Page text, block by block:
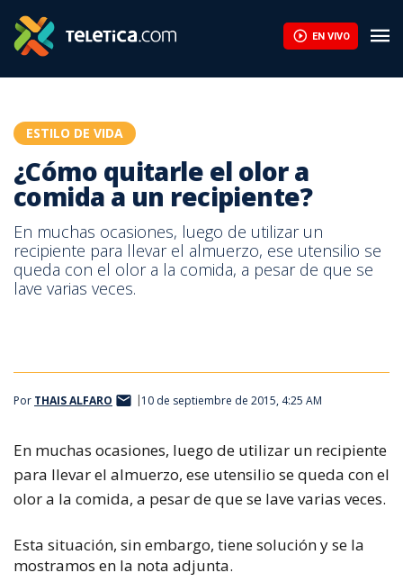
EN VIVO
ESTILO DE VIDA
¿Cómo quitarle el olor a
comida a un recipiente?
En muchas ocasiones, luego de utilizar un
recipiente para llevar el almuerzo, ese utensilio se
queda con el olor a la comida, a pesar de que se
lave varias veces.
Por THAIS ALFARO 10 de septiembre de 2015, 4:25 AM
En muchas ocasiones, luego de utilizar un recipiente
para llevar el almuerzo, ese utensilio se queda con el
olor a la comida, a pesar de que se lave varias veces.
Esta situación, sin embargo, tiene solución y se la
mostramos en la nota adjunta.